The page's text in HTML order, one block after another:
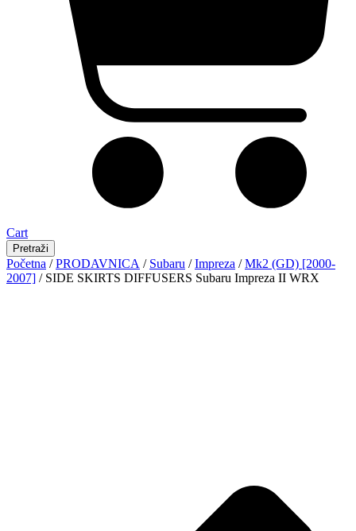
Cart
Pretraži
Početna /PRODAVNICA / Subaru /Impreza /Mk2 (GD) [2000-
2007] / SIDE SKIRTS DIFFUSERS Subaru Impreza II WRX